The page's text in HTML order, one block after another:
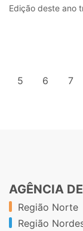
Edição deste ano
5 6 7
AGÊNCIA
Região Norte
Região